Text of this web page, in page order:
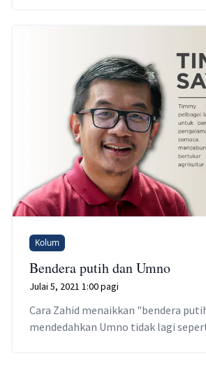
Kolum
Bendera putih dan Umno
Julai 5, 2021 1:00 pagi
Cara Zahid menaikkan "bendera
mendedahkan Umno tidak lagi